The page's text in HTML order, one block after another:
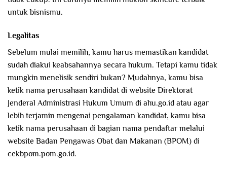
untuk bisnismu.
Legalitas
Sebelum mulai memilih, kamu harus memastikan kandidat
sudah diakui keabsahannya secara hukum. Tetapi kamu tidak
mungkin menelisik sendiri bukan? Mudahnya, kamu bisa
ketik nama perusahaan kandidat di website Direktorat
Jenderal Administrasi Hukum Umum di ahu.go.id atau agar
lebih terjamin mengenai pengalaman kandidat, kamu bisa
ketik nama perusahaan di bagian nama pendaftar melalui
website Badan Pengawas Obat dan Makanan (BPOM) di
cekbpom.pom.go.id.